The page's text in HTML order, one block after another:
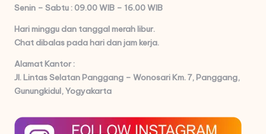
Senin – Sabtu : 09.00 WIB – 16.00 WIB
Hari minggu dan tanggal merah libur.
Chat dibalas pada hari dan jam kerja.
Alamat Kantor :
Jl. Lintas Selatan Panggang – Wonosari Km. 7, Panggang,
Gunungkidul, Yogyakarta